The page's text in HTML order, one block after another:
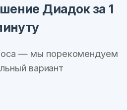
Диадок за 1
— мы порекомендуем
вариант